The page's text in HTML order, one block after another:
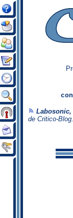
Labosonic,
de Critico-